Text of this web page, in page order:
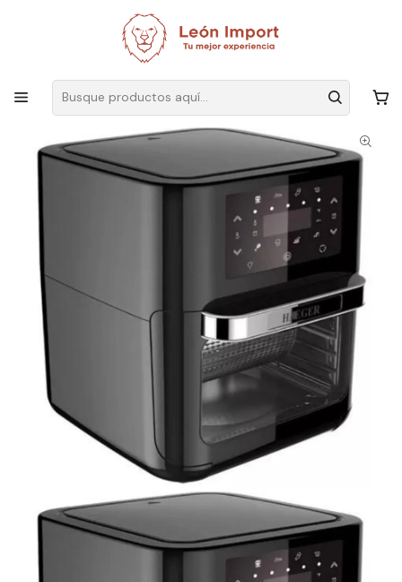
Envíos GRATIS
Cocina Electrodomésticos
Freidora De Aire Eléctrica Multproposito 12 Litros Premium